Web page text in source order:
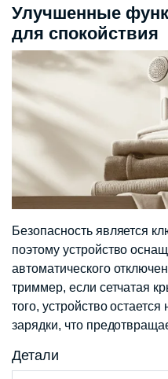
Улучшенные
для спокойствия
Безопасность является
поэтому устройство
автоматического
триммер, если сетчатая
того, устройство
зарядки, что
Детали